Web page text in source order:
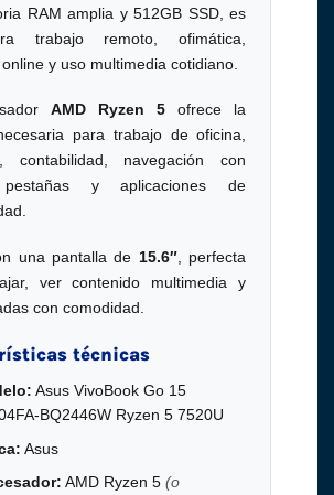
RAM amplia y 512GB SSD, es
trabajo remoto, ofimática,
y uso multimedia cotidiano.
AMD Ryzen 5 ofrece la
para trabajo de oficina,
contabilidad, navegación con
pestañas y aplicaciones de
una pantalla de 15.6″, perfecta
ver contenido multimedia y
con comodidad.
técnicas
Asus VivoBook Go 15
BQ2446W Ryzen 5 7520U
Asus
AMD Ryzen 5 (o